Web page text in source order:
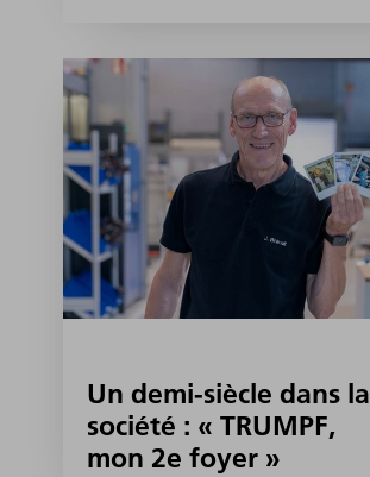
Un demi-siècle dans la
société : « TRUMPF,
mon 2e foyer »